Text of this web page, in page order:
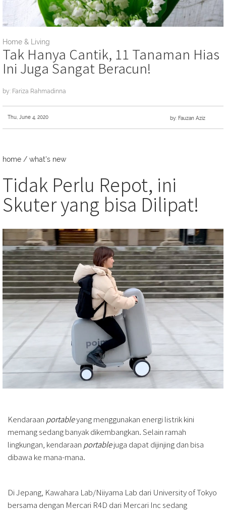
Home & Living
Tak Hanya Cantik, 11 Tanaman Hias
Ini Juga Sangat Beracun!
by: Fariza Rahmadinna
Thu, June 4, 2020 by: Fauzan Aziz
home / what's new
Tidak Perlu Repot, ini
Skuter yang bisa Dilipat!
Kendaraan portableyang menggunakan energi listrik kini
memang sedang banyak dikembangkan. Selain ramah
lingkungan, kendaraan portablejuga dapat dijinjing dan bisa
dibawa ke mana-mana.
Di Jepang, Kawahara Lab/Niiyama Lab dari University of Tokyo
bersama dengan Mercari R4D dari Mercari Inc sedang